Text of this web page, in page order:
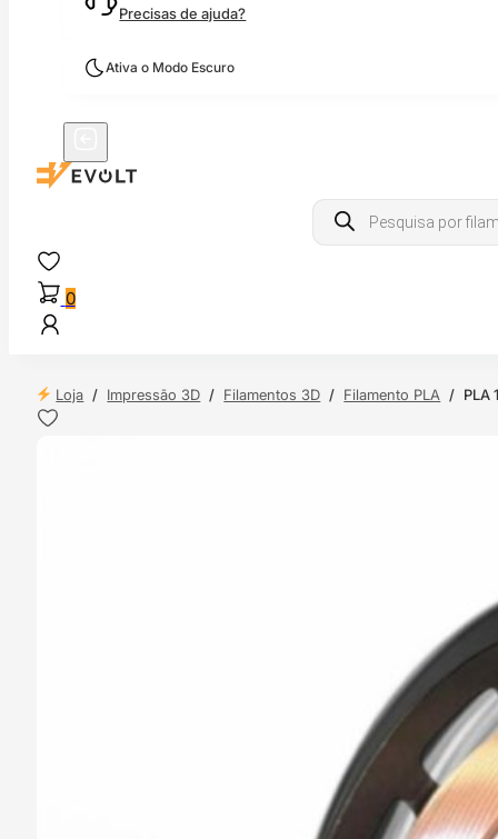
Precisas de ajuda?
Ativa o Modo Escuro
Products
search
0
Loja / Impressão 3D / Filamentos 3D / Filamento PLA / PLA